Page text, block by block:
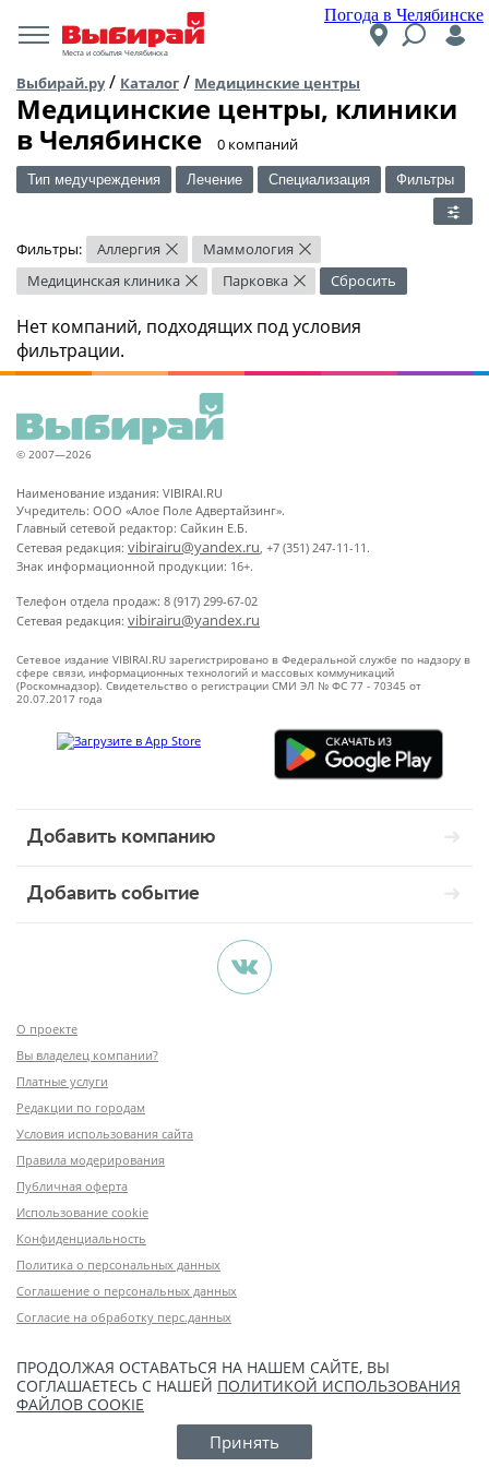
Погода в Челябинске
Места и события Челябинска
Выбирай.ру/ Каталог / Медицинские центры
Медицинские центры, клиники
в Челябинске
​0 компаний
Тип медучреждения Лечение Специализация Фильтры
Фильтры: Аллергия × Маммология ×
Медицинская клиника × Парковка × Сбросить
Нет компаний, подходящих под условия
фильтрации.
© 2007—2026
Наименование издания: VIBIRAI.RU
Учредитель: ООО «Алое Поле Адвертайзинг».
Главный сетевой редактор: Сайкин Е.Б.
Сетевая редакция: vibirairu@yandex.ru, +7 (351) 247-11-11.
Знак информационной продукции: 16+.
Телефон отдела продаж: 8 (917) 299-67-02
Сетевая редакция: vibirairu@yandex.ru
Сетевое издание VIBIRAI.RU зарегистрировано в Федеральной службе по надзору в
сфере связи, информационных технологий и массовых коммуникаций
(Роскомнадзор). Свидетельство о регистрации СМИ ЭЛ № ФС 77 - 70345 от
20.07.2017 года
Добавить компанию
Добавить событие
О проекте
Вы владелец компании?
Платные услуги
Редакции по городам
Условия использования сайта
Правила модерирования
Публичная оферта
Использование cookie
Конфиденциальность
Политика о персональных данных
Соглашение о персональных данных
Согласие на обработку перс.данных
ПРОДОЛЖАЯ ОСТАВАТЬСЯ НА НАШЕМ САЙТЕ, ВЫ
СОГЛАШАЕТЕСЬ С НАШЕЙ ПОЛИТИКОЙ ИСПОЛЬЗОВАНИЯ
ФАЙЛОВ COOKIE
Принять